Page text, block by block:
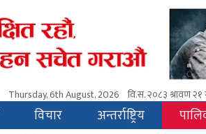
Thursday, 6th August, 2026 वि.स.२०८३ श्रावण २१
विचार अन्तर्राष्ट्रिय